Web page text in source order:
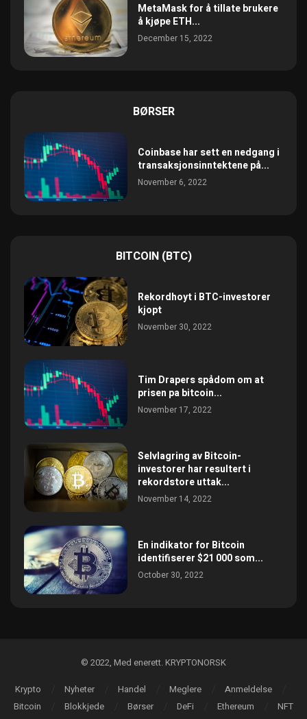
MetaMask for å tillate brukere
å kjøpe ETH...
December 15, 2022
BØRSER
Coinbase har sett en nedgang i
transaksjonsinntektene på...
November 6, 2022
BITCOIN (BTC)
Rekordhoyt i BTC-investorer
kjopt
November 30, 2022
Tim Drapers spådom om at
prisen pa bitcoin...
November 17, 2022
Selvlagring av Bitcoin-
investorer har resultert i
rekordstore uttak...
November 14, 2022
En indikator for Bitcoin
identifiserer $21 000 som...
October 30, 2022
©️ 2022, Med enerett. KRYPTONORSK
Krypto Nyheter Handel Meglere
Anmeldelse
Bitcoin
Blokkjede Børser DeFi Ethereum NFT